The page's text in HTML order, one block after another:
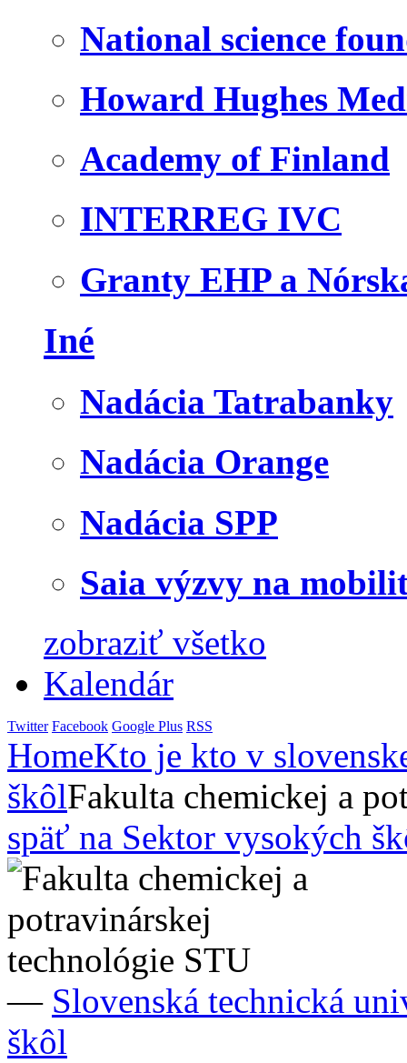
National science
Howard Hughes
Academy of Finland
INTERREG IVC
Granty EHP a
Iné
Nadácia Tatrabanky
Nadácia Orange
Nadácia SPP
Saia výzvy na
zobraziť všetko
Kalendár
Twitter Facebook Google Plus RSS
HomeKto je kto v
škôlFakulta chemickej a
späť na Sektor vysokých
— Slovenská technická
škôl